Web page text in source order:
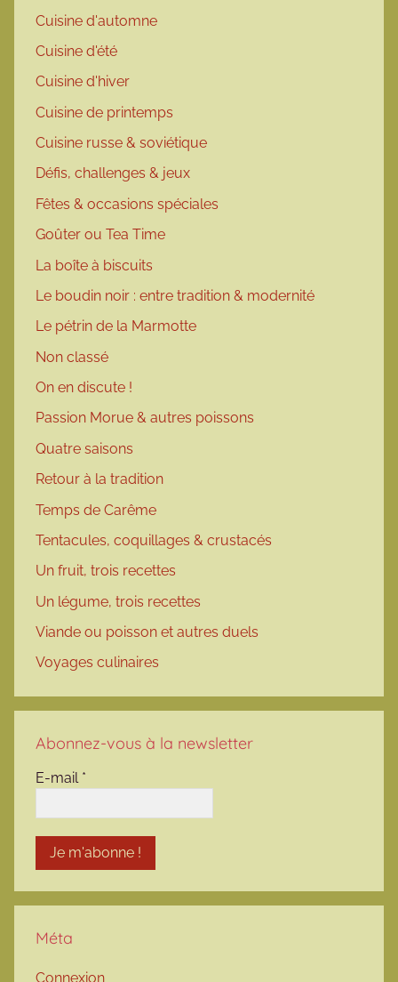
Cuisine d'automne
Cuisine d'été
Cuisine d'hiver
Cuisine de printemps
Cuisine russe & soviétique
Défis, challenges & jeux
Fêtes & occasions spéciales
Goûter ou Tea Time
La boîte à biscuits
Le boudin noir : entre tradition & modernité
Le pétrin de la Marmotte
Non classé
On en discute !
Passion Morue & autres poissons
Quatre saisons
Retour à la tradition
Temps de Carême
Tentacules, coquillages & crustacés
Un fruit, trois recettes
Un légume, trois recettes
Viande ou poisson et autres duels
Voyages culinaires
Abonnez-vous à la newsletter
E-mail *
Méta
Connexion